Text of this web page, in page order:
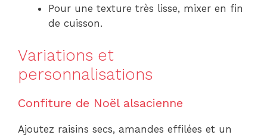
Pour une texture très lisse, mixer en fin
de cuisson.
Variations et
personnalisations
Confiture de Noël alsacienne
Ajoutez raisins secs, amandes effilées et un